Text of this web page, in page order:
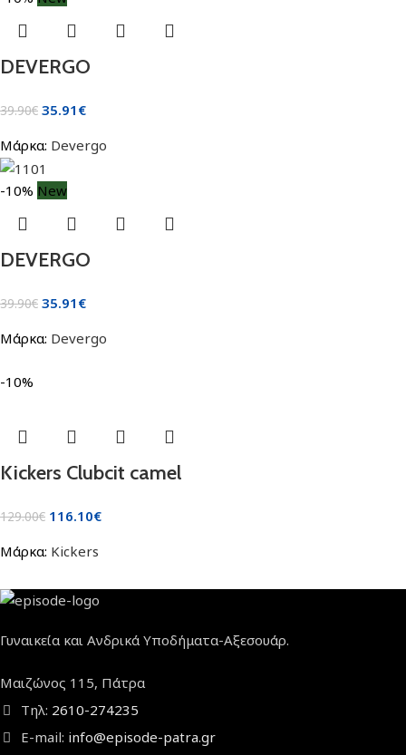
DEVERGO
39.90€ 35.91 €
Μάρκα: Devergo
-10% New
DEVERGO
39.90€ 35.91 €
Μάρκα: Devergo
-10%
Kickers Clubcit camel
129.00€ 116.10€
Μάρκα: Kickers
Γυναικεία και Ανδρικά Υποδήματα-Αξεσουάρ.
Μαιζώνος 115, Πάτρα
Τηλ: 2610-274235
E-mail: info@episode-patra.gr